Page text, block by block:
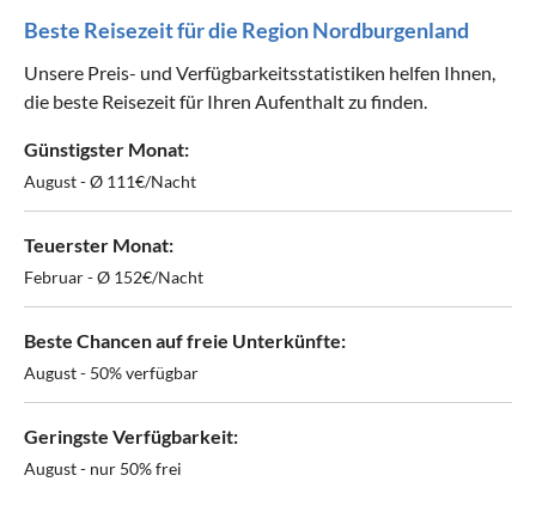
Beste Reisezeit für die Region Nordburgenland
Unsere Preis- und Verfügbarkeitsstatistiken helfen Ihnen,
die beste Reisezeit für Ihren Aufenthalt zu finden.
Günstigster Monat:
August - Ø 111€/Nacht
Teuerster Monat:
Februar - Ø 152€/Nacht
Beste Chancen auf freie Unterkünfte:
August - 50% verfügbar
Geringste Verfügbarkeit:
August - nur 50% frei